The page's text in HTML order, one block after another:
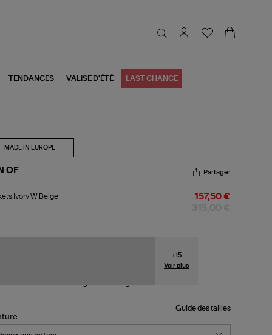
TENDANCES VALISE D'ÉTÉ LAST CHANCE
MADE IN EUROPE
OF Partager
Ivory W Beige 157,50 €
+15
Voir plus
Guide des tailles